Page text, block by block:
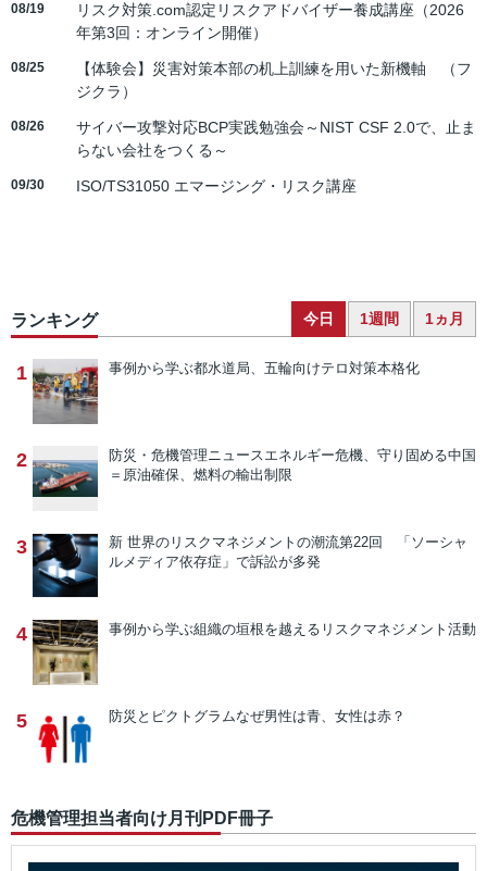
08/19
リスク対策.com認定リスクアドバイザー養成講座（2026
年第3回：オンライン開催）
08/25
【体験会】災害対策本部の机上訓練を用いた新機軸 （フ
ジクラ）
08/26
サイバー攻撃対応BCP実践勉強会～NIST CSF 2.0で、止ま
らない会社をつくる～
09/30 ISO/TS31050 エマージング・リスク講座
ランキング 今日 1週間 1ヵ月
1 事例から学ぶ都水道局、五輪向けテロ対策本格化
2 防災・危機管理ニュースエネルギー危機、守り固める中国
＝原油確保、燃料の輸出制限
3 新 世界のリスクマネジメントの潮流第22回 「ソーシャ
ルメディア依存症」で訴訟が多発
4 事例から学ぶ組織の垣根を越えるリスクマネジメント活動
5 防災とピクトグラムなぜ男性は青、女性は赤？
危機管理担当者向け月刊PDF冊子